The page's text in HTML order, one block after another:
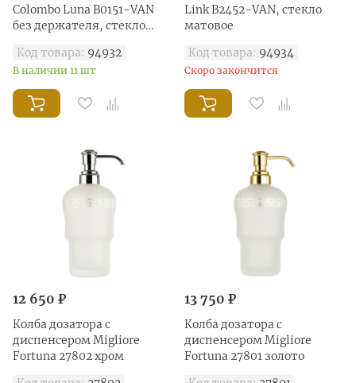
Colombo Luna B0151-VAN
без держателя, стекло
Код товара: 94932
В наличии 11 шт
Link B2452-VAN, стекло
матовое
Код товара: 94934
Скоро закончится
12 650 ₽
Колба дозатора с
диспенсером Migliore
Fortuna 27802 хром
13 750 ₽
Колба дозатора с
диспенсером Migliore
Fortuna 27801 золото